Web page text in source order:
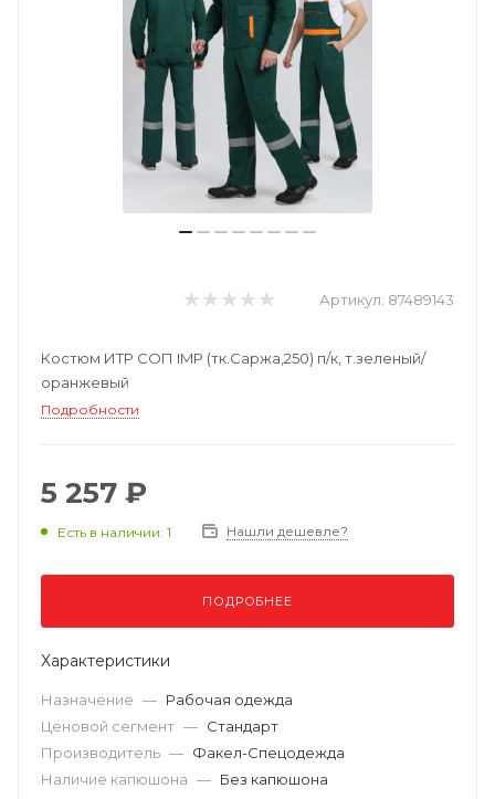
Артикул: 87489143
Костюм ИТР СОП IMP (тк.Саржа,250) п/к, т.зеленый/
оранжевый
Подробности
5 257 ₽
Есть в наличии: 1 Нашли дешевле?
ПОДРОБНЕЕ
Характеристики
Назначение — Рабочая одежда
Ценовой сегмент — Стандарт
Производитель — Факел-Спецодежда
Наличие капюшона — Без капюшона